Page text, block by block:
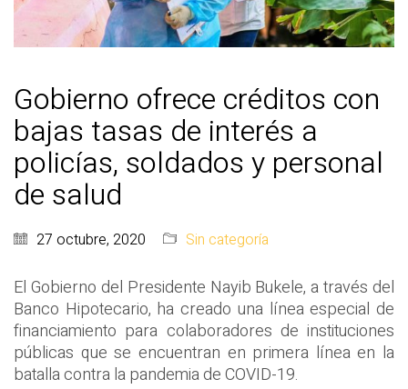
Gobierno ofrece créditos con
bajas tasas de interés a
policías, soldados y personal
de salud
27 octubre, 2020 Sin categoría
El Gobierno del Presidente Nayib Bukele, a través del
Banco Hipotecario, ha creado una línea especial de
financiamiento para colaboradores de instituciones
públicas que se encuentran en primera línea en la
batalla contra la pandemia de COVID-19.